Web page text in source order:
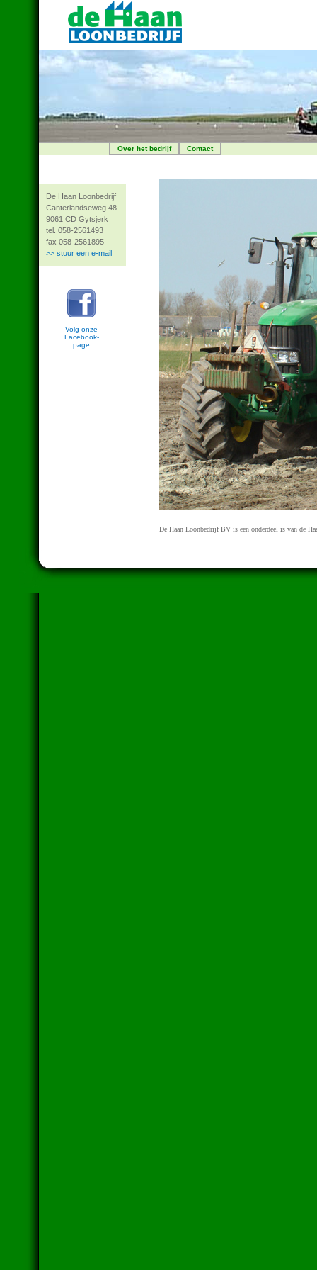
Over het bedrijf Contact
De Haan Loonbedrijf
Canterlandseweg 48
9061 CD Gytsjerk
tel. 058-2561493
fax 058-2561895
>> stuur een e-mail
Volg onze
Facebook-
page
De Haan Loonbedrijf BV is een onderdeel is van de